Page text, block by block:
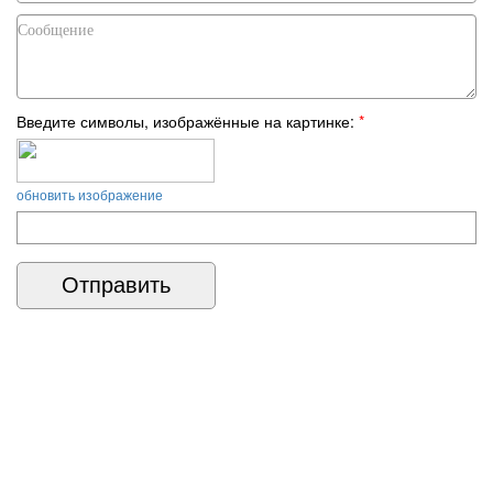
Введите символы, изображённые на картинке: *
обновить изображение